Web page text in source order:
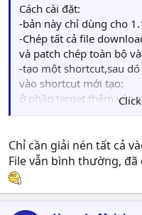
Cách cài đặt:
-bản này chỉ dùng cho
-Chép tất cả file
và patch chép toàn bộ
-tạo một shortcut,sau
vào shortcut mới tạo:
ở phần target thêm vào
Target:"C:\Diablo
Chỉ cần giải nén tất cả
File vẫn bình thường,